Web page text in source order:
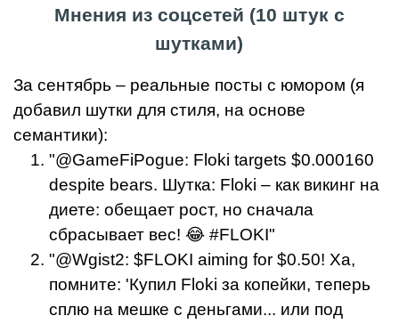
Мнения из соцсетей (10 штук с
шутками)
За сентябрь – реальные посты с юмором (я
добавил шутки для стиля, на основе
семантики):
"@GameFiPogue: Floki targets $0.000160
despite bears. Шутка: Floki – как викинг на
диете: обещает рост, но сначала
сбрасывает вес! 😂 #FLOKI"
"@Wgist2: $FLOKI aiming for $0.50! Ха,
помните: 'Купил Floki за копейки, теперь
сплю на мешке с деньгами... или под